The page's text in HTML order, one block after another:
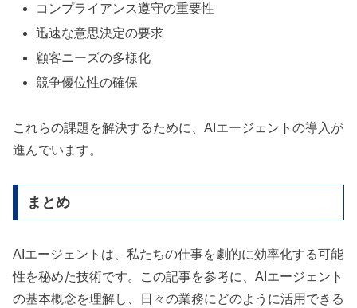
コンプライアンス遵守の重要性
迅速な意思決定の要求
顧客ニーズの多様化
競争優位性の確保
これらの課題を解決するために、AIエージェントの導入が
進んでいます。
まとめ
AIエージェントは、私たちの仕事を劇的に効率化する可能
性を秘めた技術です。この記事を参考に、AIエージェント
の基本概念を理解し、日々の業務にどのように活用できる